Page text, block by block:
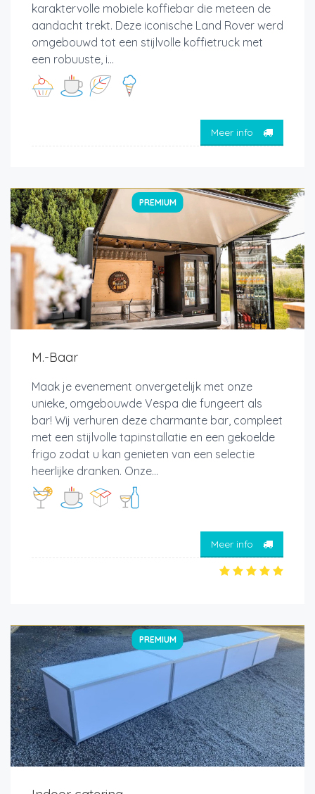
karaktervolle mobiele koffiebar die meteen de
aandacht trekt. Deze iconische Land Rover werd
omgebouwd tot een stijlvolle koffietruck met
een robuuste, i...
Meer info
PREMIUM
M.-Baar
Maak je evenement onvergetelijk met onze
unieke, omgebouwde Vespa die fungeert als
bar! Wij verhuren deze charmante bar, compleet
met een stijlvolle tapinstallatie en een gekoelde
frigo zodat u kan genieten van een selectie
heerlijke dranken. Onze...
Meer info
PREMIUM